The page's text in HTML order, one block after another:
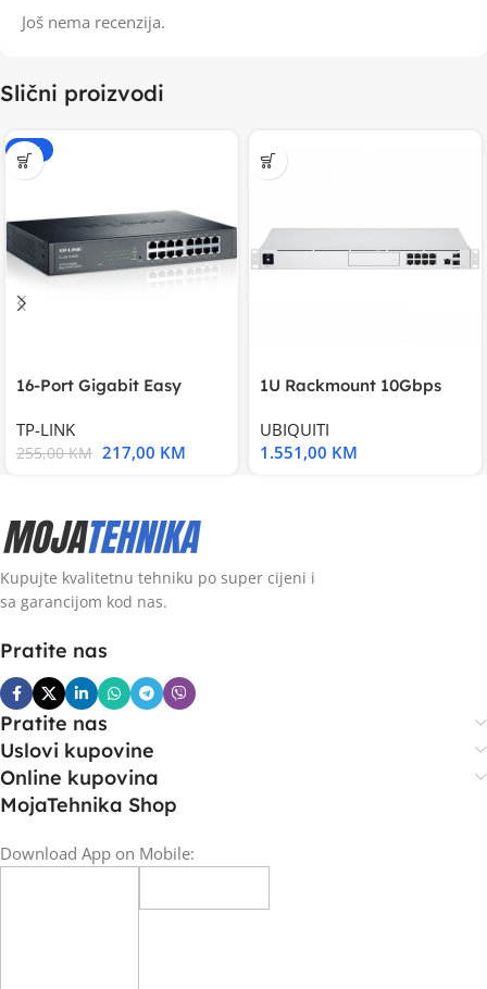
Još nema recenzija.
Slični proizvodi
-15%
16-Port Gigabit Easy
TP-LINK
255,00KM 217,00 KM
1U Rackmount 10Gbps
UBIQUITI
1.551,00 KM
Kupujte kvalitetnu tehniku po super cijeni i
sa garancijom kod nas.
Pratite nas
Pratite nas
Uslovi kupovine
Online kupovina
MojaTehnika Shop
Download App on Mobile: